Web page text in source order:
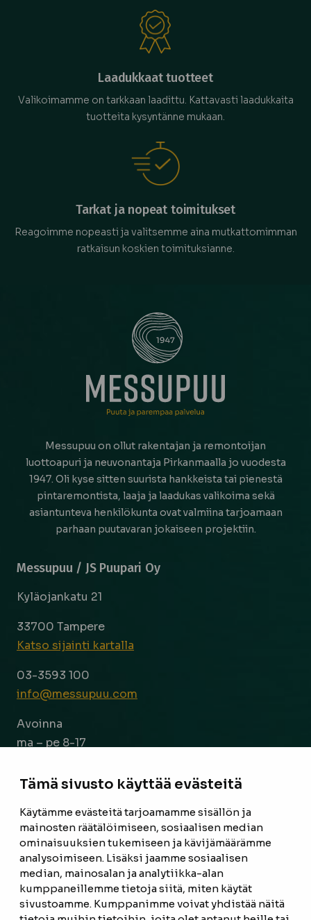
Tämä sivusto käyttää evästeitä
Käytämme evästeitä tarjoamamme sisällön ja
mainosten räätälöimiseen, sosiaalisen median
ominaisuuksien tukemiseen ja kävijämäärämme
analysoimiseen. Lisäksi jaamme sosiaalisen
median, mainosalan ja analytiikka-alan
kumppaneillemme tietoja siitä, miten käytät
sivustoamme. Kumppanimme voivat yhdistää näitä
Laadukkaat tuotteet
Valikoimamme on tarkkaan laadittu. Kattavasti laadukkaita
tuotteita kysyntänne mukaan.
Tarkat ja nopeat toimitukset
Reagoimme nopeasti ja valitsemme aina mutkattomimman
ratkaisun koskien toimituksianne.
Messupuu on ollut rakentajan ja remontoijan
luottoapuri ja neuvonantaja Pirkanmaalla jo vuodesta
1947. Oli kyse sitten suurista hankkeista tai pienestä
pintaremontista, laaja ja laadukas valikoima sekä
asiantunteva henkilökunta ovat valmiina tarjoamaan
parhaan puutavaran jokaiseen projektiin.
Messupuu / JS Puupari Oy
Kyläojankatu 21
33700 Tampere
Katso sijainti kartalla
03-3593 100
info@messupuu.com
Avoinna
ma – pe 8-17
ETUSIVU
TUOTTEET
REFERENSSIT